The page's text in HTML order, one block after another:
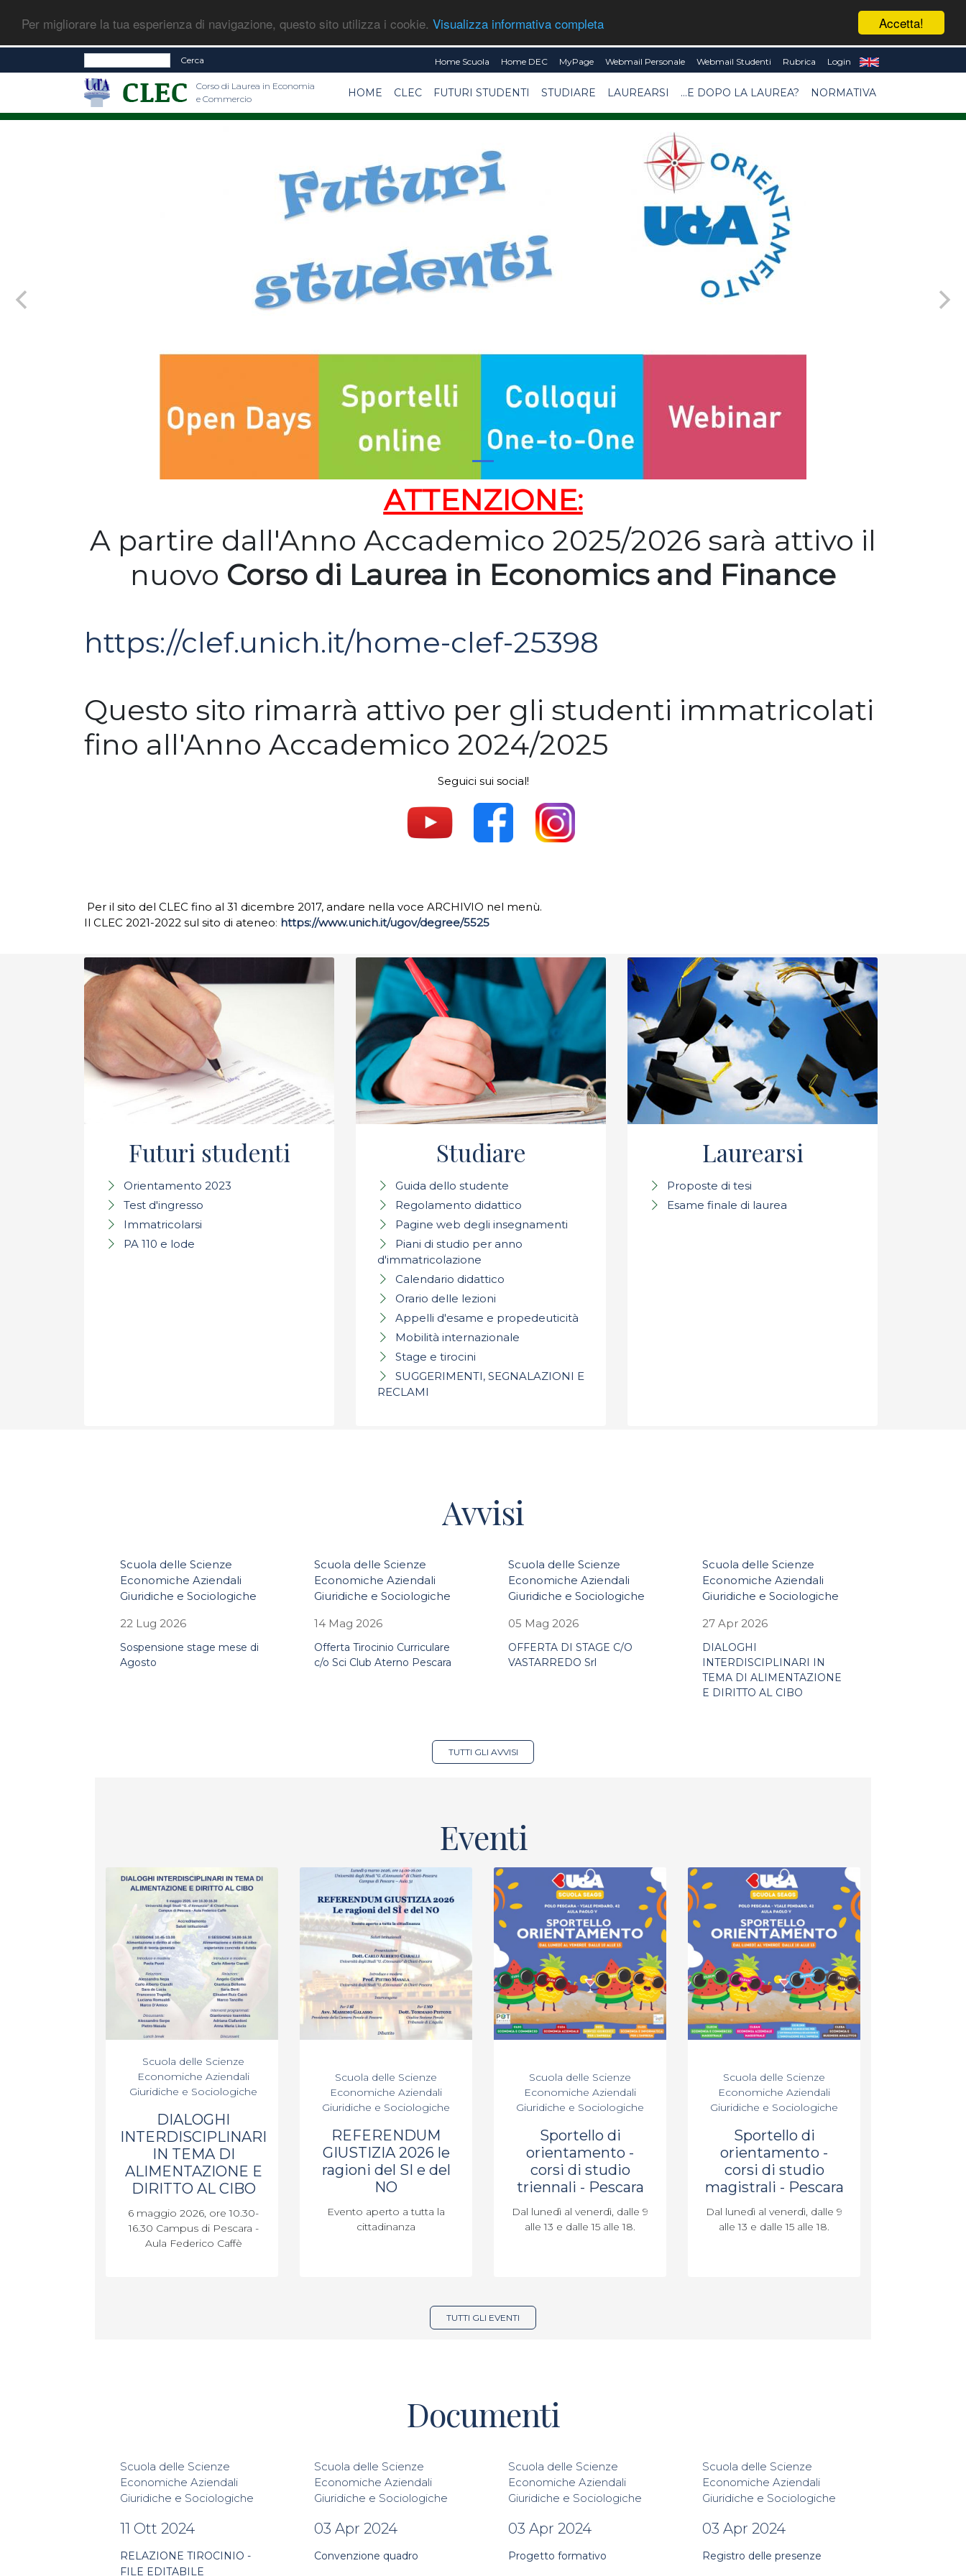
Accetta!
Per migliorare la tua esperienza di navigazione, questo sito utilizza i cookie. Visualizza informativa completa
Cerca Home Scuola Home DEC MyPage Webmail Personale Webmail Studenti Rubrica Login
Corso di Laurea in Economia
e Commercio
HOME CLEC FUTURI STUDENTI STUDIARE LAUREARSI ...E DOPO LA LAUREA? NORMATIVA
ATTENZIONE:
A partire dall'Anno Accademico 2025/2026 sarà attivo il
nuovo Corso di Laurea in Economics and Finance
https://clef.unich.it/home-clef-25398
Questo sito rimarrà attivo per gli studenti immatricolati
fino all'Anno Accademico 2024/2025­
Seguici sui social!
Per il sito del CLEC fino al 31 dicembre 2017, andare nella voce ARCHIVIO nel menù.
Il CLEC 2021-2022 sul sito di ateneo: https://www.unich.it/ugov/degree/5525
Futuri studenti
Orientamento 2023
Test d'ingresso
Immatricolarsi
PA 110 e lode
Studiare
Guida dello studente
Regolamento didattico
Pagine web degli insegnamenti
Piani di studio per anno
d'immatricolazione
Calendario didattico
Orario delle lezioni
Appelli d'esame e propedeuticità
Mobilità internazionale
Stage e tirocini
SUGGERIMENTI, SEGNALAZIONI E
RECLAMI
Laurearsi
Proposte di tesi
Esame finale di laurea
Avvisi
Scuola delle Scienze
Economiche Aziendali
Giuridiche e Sociologiche
22 Lug 2026
Sospensione stage mese di
Agosto
Scuola delle Scienze
Economiche Aziendali
Giuridiche e Sociologiche
14 Mag 2026
Offerta Tirocinio Curriculare
c/o Sci Club Aterno Pescara
Scuola delle Scienze
Economiche Aziendali
Giuridiche e Sociologiche
05 Mag 2026
OFFERTA DI STAGE C/O
VASTARREDO Srl
Scuola delle Scienze
Economiche Aziendali
Giuridiche e Sociologiche
27 Apr 2026
DIALOGHI
INTERDISCIPLINARI IN
TEMA DI ALIMENTAZIONE
E DIRITTO AL CIBO
TUTTI GLI AVVISI
Eventi
Scuola delle Scienze
Economiche Aziendali
Giuridiche e Sociologiche
DIALOGHI
INTERDISCIPLINARI
IN TEMA DI
ALIMENTAZIONE E
DIRITTO AL CIBO
6 maggio 2026, ore 10.30-
16.30 Campus di Pescara -
Aula Federico Caffè
Scuola delle Scienze
Economiche Aziendali
Giuridiche e Sociologiche
REFERENDUM
GIUSTIZIA 2026 le
ragioni del SI e del
NO
Evento aperto a tutta la
cittadinanza
Scuola delle Scienze
Economiche Aziendali
Giuridiche e Sociologiche
Sportello di
orientamento -
corsi di studio
triennali - Pescara
Dal lunedì al venerdì, dalle 9
alle 13 e dalle 15 alle 18.
Scuola delle Scienze
Economiche Aziendali
Giuridiche e Sociologiche
Sportello di
orientamento -
corsi di studio
magistrali - Pescara
Dal lunedì al venerdì, dalle 9
alle 13 e dalle 15 alle 18.
TUTTI GLI EVENTI
Documenti
Scuola delle Scienze
Economiche Aziendali
Giuridiche e Sociologiche
11 Ott 2024
RELAZIONE TIROCINIO -
FILE EDITABILE
Scuola delle Scienze
Economiche Aziendali
Giuridiche e Sociologiche
03 Apr 2024
Convenzione quadro
Scuola delle Scienze
Economiche Aziendali
Giuridiche e Sociologiche
03 Apr 2024
Progetto formativo
Scuola delle Scienze
Economiche Aziendali
Giuridiche e Sociologiche
03 Apr 2024
Registro delle presenze